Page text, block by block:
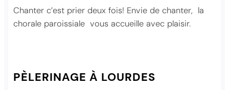
Chanter c’est prier deux fois! Envie de chanter, la
chorale paroissiale vous accueille avec plaisir.
PÈLERINAGE À LOURDES